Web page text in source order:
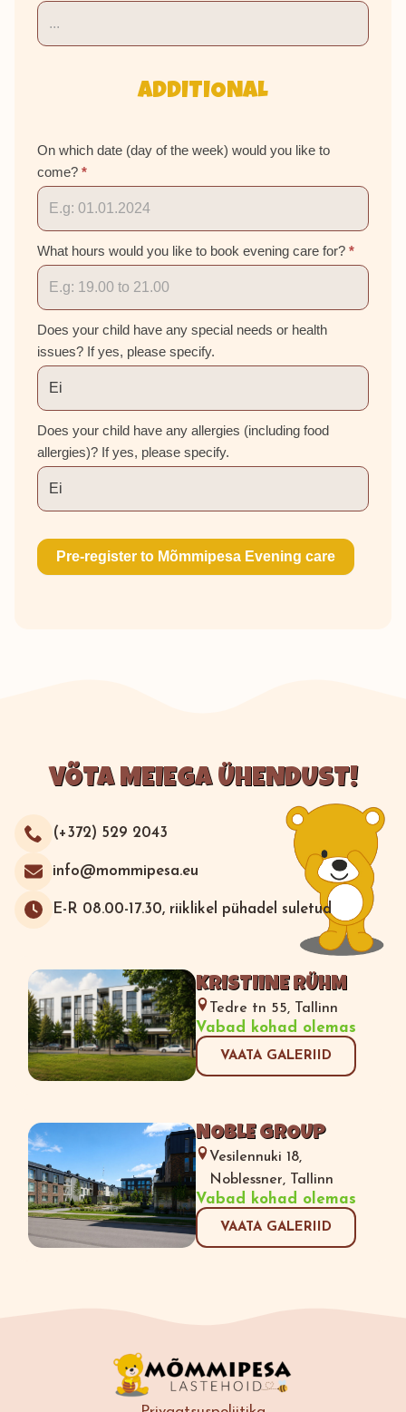
ADDITIONAL
On which date (day of the week) would you like to
come? *
What hours would you like to book evening care for? *
Does your child have any special needs or health
issues? If yes, please specify.
Does your child have any allergies (including food
allergies)? If yes, please specify.
Pre-register to Mõmmipesa Evening care
VÕTA MEIEGA ÜHENDUST!
(+372) 529 2043
info@mommipesa.eu
E-R 08.00-17.30, riiklikel pühadel suletud
KRISTIINE RÜHM
Tedre tn 55, Tallinn
Vabad kohad olemas
VAATA GALERIID
NOBLE GROUP
Vesilennuki 18,
Noblessner, Tallinn
Vabad kohad olemas
VAATA GALERIID